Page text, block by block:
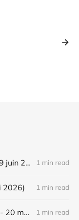
Labyrinthes (Session 10 - 19 juin 2026) 1 min read
2026) 1 min read
En quête d'alliés (Session 8 - 20 mars 2026) 1 min read